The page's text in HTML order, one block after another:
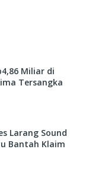
Miliar di
Tersangka
Larang Sound
Bantah Klaim